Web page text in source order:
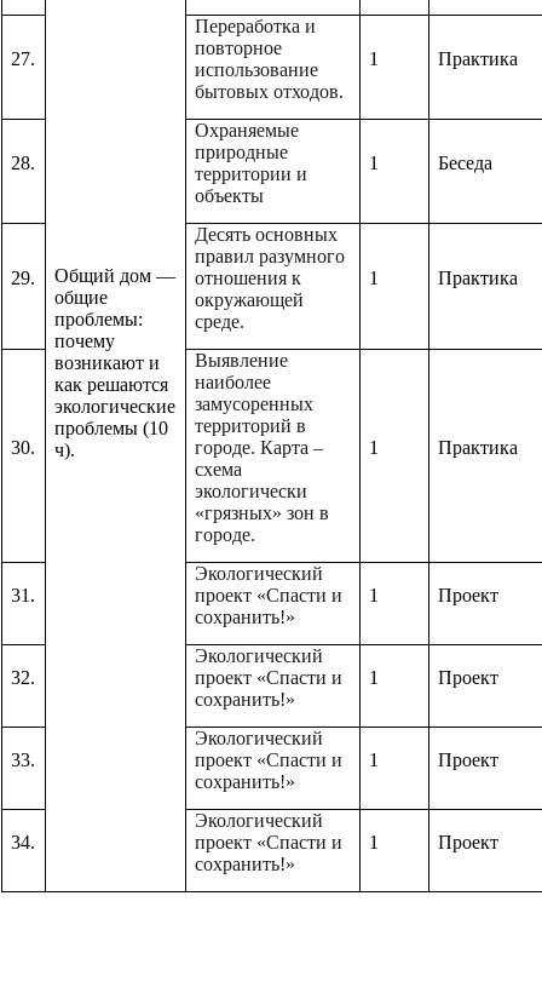
Общий дом —
общие
проблемы:
почему
возникают и
как решаются
экологические
проблемы (10
ч).
27.
Переработка и
повторное
использование
бытовых отходов.
1 Практика
28.
Охраняемые
природные
территории и
объекты
1 Беседа
29.
Десять основных
правил разумного
отношения к
окружающей
среде.
1 Практика
30.
Выявление
наиболее
замусоренных
территорий в
городе. Карта –
схема
экологически
«грязных» зон в
городе.
1 Практика
31.
Экологический
проект «Спасти и
сохранить!»
1 Проект
32.
Экологический
проект «Спасти и
сохранить!»
1 Проект
33.
Экологический
проект «Спасти и
сохранить!»
1 Проект
34.
Экологический
проект «Спасти и
сохранить!»
1 Проект